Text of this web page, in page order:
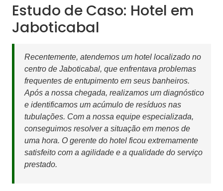
Estudo de Caso: Hotel em
Jaboticabal
Recentemente, atendemos um hotel localizado no
centro de Jaboticabal, que enfrentava problemas
frequentes de entupimento em seus banheiros.
Após a nossa chegada, realizamos um diagnóstico
e identificamos um acúmulo de resíduos nas
tubulações. Com a nossa equipe especializada,
conseguimos resolver a situação em menos de
uma hora. O gerente do hotel ficou extremamente
satisfeito com a agilidade e a qualidade do serviço
prestado.